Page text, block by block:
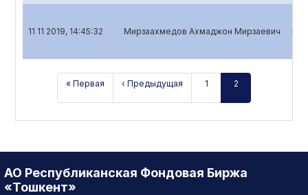
11 11 2019, 14:45:32 Мирзаахмедов Ахмаджон Мирзаевич
« Первая ‹ Предыдущая 1 2
АО Республиканская Фондовая Биржа
«Тошкент»